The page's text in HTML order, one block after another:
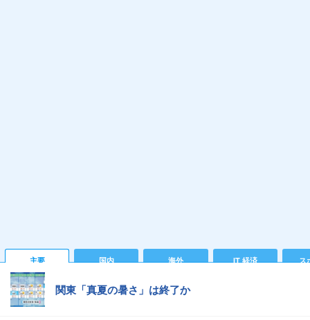
主要 国内 海外 IT 経済 ス
関東「真夏の暑さ」は終了か